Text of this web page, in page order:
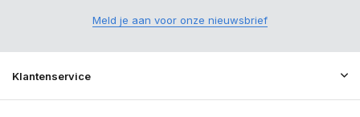
Meld je aan voor onze nieuwsbrief
Klantenservice